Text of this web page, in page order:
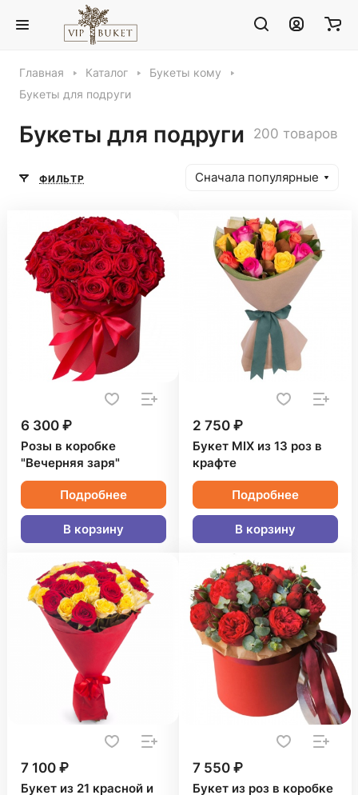
Главная Каталог
Букеты кому
Букеты для подруги
Букеты для подруги 200 товаров
ФИЛЬТР Сначала популярные
6 300 ₽
Розы в коробке
"Вечерняя заря"
Подробнее
В корзину
2 750 ₽
Букет MIX из 13 роз в
крафте
Подробнее
В корзину
7 100 ₽
Букет из 21 красной и
7 550 ₽
Букет из роз в коробке